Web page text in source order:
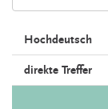
Hochdeutsch
direkte Treffer